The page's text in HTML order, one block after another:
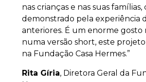
nas crianças e nas suas
demonstrado pela experiência
anteriores. É um enorme gosto
numa versão short, este
na Fundação Casa Hermes.”
Rita Gíria, Diretora Geral da